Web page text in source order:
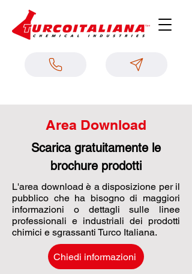
Area Download
Scarica gratuitamente le
brochure prodotti
L'area download è a disposizione per il
pubblico che ha bisogno di maggiori
informazioni o dettagli sulle linee
professionali e industriali dei prodotti
chimici e sgrassanti Turco Italiana.
Chiedi informazioni